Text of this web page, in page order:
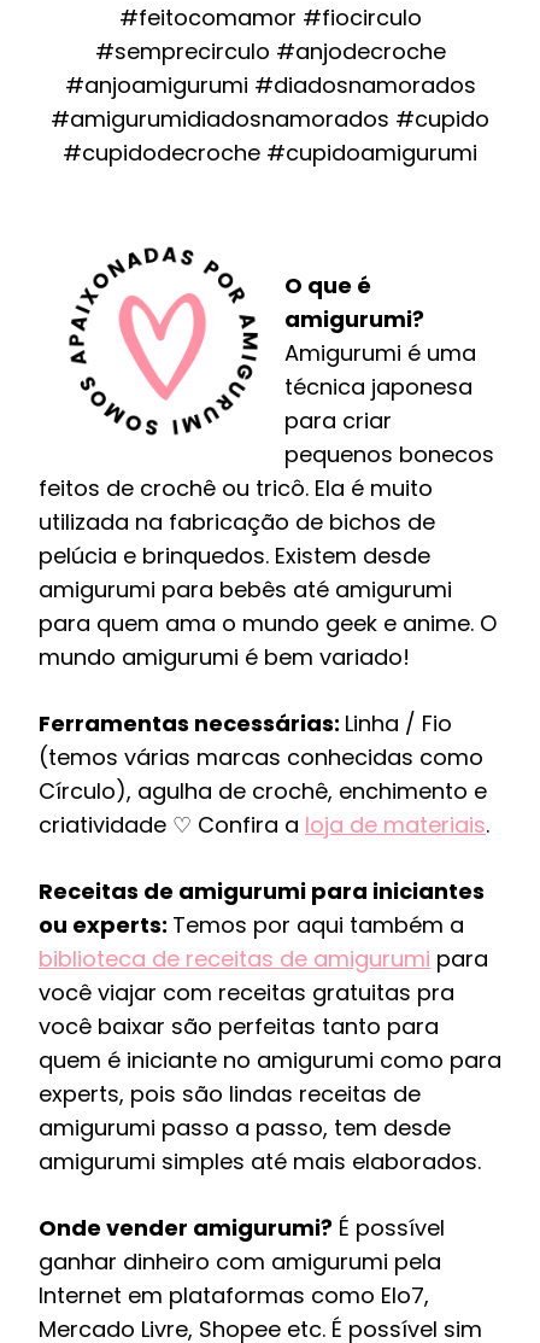
#feitocomamor #fiocirculo
#semprecirculo #anjodecroche
#anjoamigurumi #diadosnamorados
#amigurumidiadosnamorados #cupido
#cupidodecroche #cupidoamigurumi
O que é
amigurumi?
Amigurumi é uma
técnica japonesa
para criar
pequenos bonecos
feitos de crochê ou tricô. Ela é muito
utilizada na fabricação de bichos de
pelúcia e brinquedos. Existem desde
amigurumi para bebês até amigurumi
para quem ama o mundo geek e anime. O
mundo amigurumi é bem variado!
Ferramentas necessárias: Linha / Fio
(temos várias marcas conhecidas como
Círculo), agulha de crochê, enchimento e
criatividade ♡ Confira a loja de materiais.
Receitas de amigurumi para iniciantes
ou experts: Temos por aqui também a
biblioteca de receitas de amigurumi para
você viajar com receitas gratuitas pra
você baixar são perfeitas tanto para
quem é iniciante no amigurumi como para
experts, pois são lindas receitas de
amigurumi passo a passo, tem desde
amigurumi simples até mais elaborados.
Onde vender amigurumi? É possível
ganhar dinheiro com amigurumi pela
Internet em plataformas como Elo7,
Mercado Livre, Shopee etc. É possível sim